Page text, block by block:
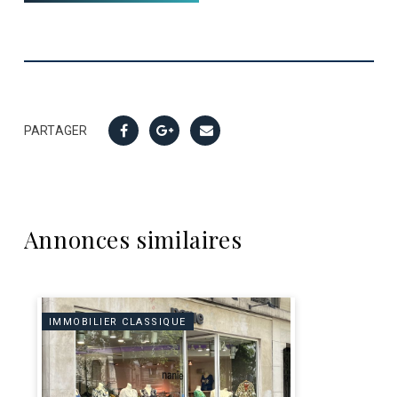
PARTAGER
Annonces similaires
IMMOBILIER CLASSIQUE